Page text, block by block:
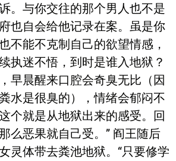
。与你交往的那个男人也不是
也自会给他记录在案。虽是你
不能不克制自己的欲望情感，
执迷不悟，到时是谁入地狱？
早晨醒来口腔会奇臭无比（因
水是很臭的），情绪会郁闷不
个就是从地狱出来的感受。回
么恶果就自己受。” 阎王随后
灵体带去粪池地狱。“只要修学